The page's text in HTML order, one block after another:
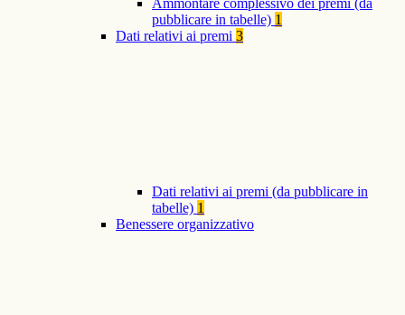
Ammontare complessivo dei premi (da
pubblicare in tabelle) 1
Dati relativi ai premi 3
Dati relativi ai premi (da pubblicare in
tabelle) 1
Benessere organizzativo